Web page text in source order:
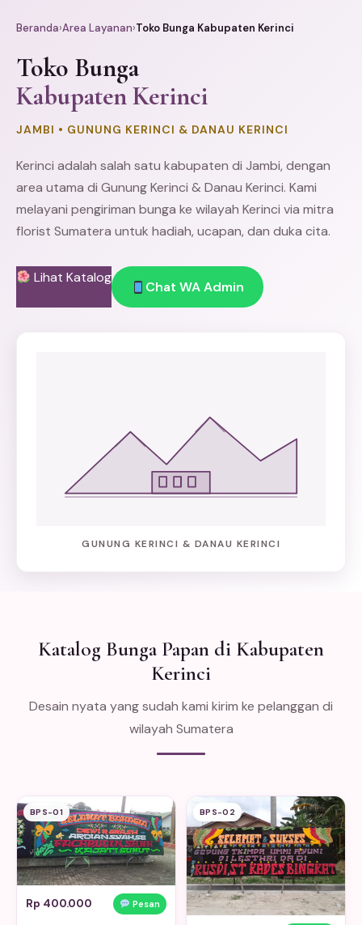
Beranda›Area Layanan›Toko Bunga Kabupaten Kerinci
Toko Bunga
Kabupaten Kerinci
JAMBI • GUNUNG KERINCI & DANAU KERINCI
Kerinci adalah salah satu kabupaten di Jambi, dengan
area utama di Gunung Kerinci & Danau Kerinci. Kami
melayani pengiriman bunga ke wilayah Kerinci via mitra
florist Sumatera untuk hadiah, ucapan, dan duka cita.
Lihat Katalog
Chat WA Admin
GUNUNG KERINCI & DANAU KERINCI
Katalog Bunga Papan di Kabupaten
Kerinci
Desain nyata yang sudah kami kirim ke pelanggan di
wilayah Sumatera
BPS-01
Rp 400.000 Pesan
BPS-02